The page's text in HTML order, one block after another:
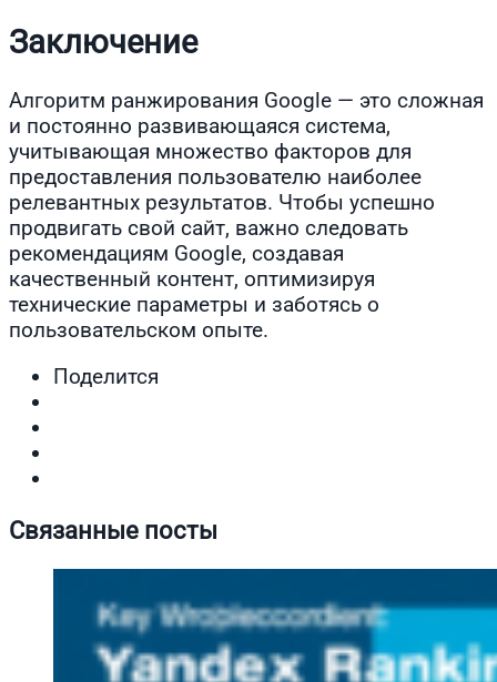
Заключение
Алгоритм ранжирования Google — это сложная
и постоянно развивающаяся система,
учитывающая множество факторов для
предоставления пользователю наиболее
релевантных результатов. Чтобы успешно
продвигать свой сайт, важно следовать
рекомендациям Google, создавая
качественный контент, оптимизируя
технические параметры и заботясь о
пользовательском опыте.
Поделится
Связанные посты